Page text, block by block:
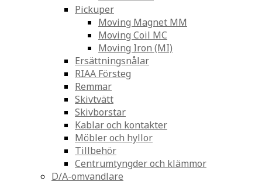
Pickuper
Moving Magnet MM
Moving Coil MC
Moving Iron (MI)
Ersättningsnålar
RIAA Försteg
Remmar
Skivtvätt
Skivborstar
Kablar och kontakter
Möbler och hyllor
Tillbehör
Centrumtyngder och klämmor
D/A-omvandlare